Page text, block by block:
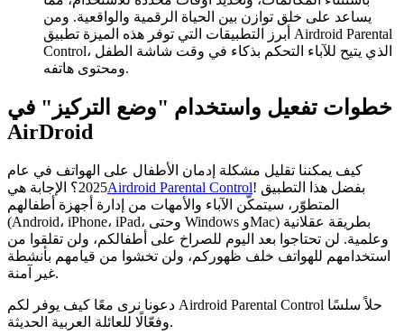
يساعد على خلق توازن بين الحياة الرقمية والواقعية. ومن
أبرز التطبيقات التي توفر هذه الميزة تطبيق Airdroid Parental
Control، الذي يتيح للآباء التحكم بذكاء في وقت شاشة الطفل
ومحتوى هاتفه.
خطوات تفعيل واستخدام "وضع التركيز" في
AirDroid
كيف يمكننا تقليل مشكلة إدمان الأطفال على الهواتف في عام
2025؟ الإجابة هيAirdroid Parental Control! بفضل هذا التطبيق
المتطوّر، سيتمكّن الآباء والأمهات من إدارة أجهزة أطفالهم
(Android، iPhone، iPad، وحتى Windows وMac) بطريقة عقلانية
وعلمية. لن تحتاجوا بعد اليوم للصراخ على أطفالكم، ولن تقلقوا من
استخدامهم للهواتف خلف ظهوركم، ولن تخشوا من قيامهم بأنشطة
غير آمنة.
دعونا نرى معًا كيف يوفر لكم Airdroid Parental Control حلاً سلسًا
وفعّالًا للعائلة العربية الحديثة.